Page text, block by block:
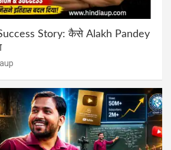
Story: कैसे Alakh Pandey